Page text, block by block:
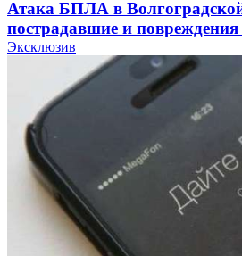
Атака БПЛА в
пострадавшие и
Волгоградские вузы в топе
рейтинга: ВолгГТУ и
для химической отрасли и
18:39
В Красноармейском районе
конкурс на ремонт моста
судоходный канал
Эксклюзив